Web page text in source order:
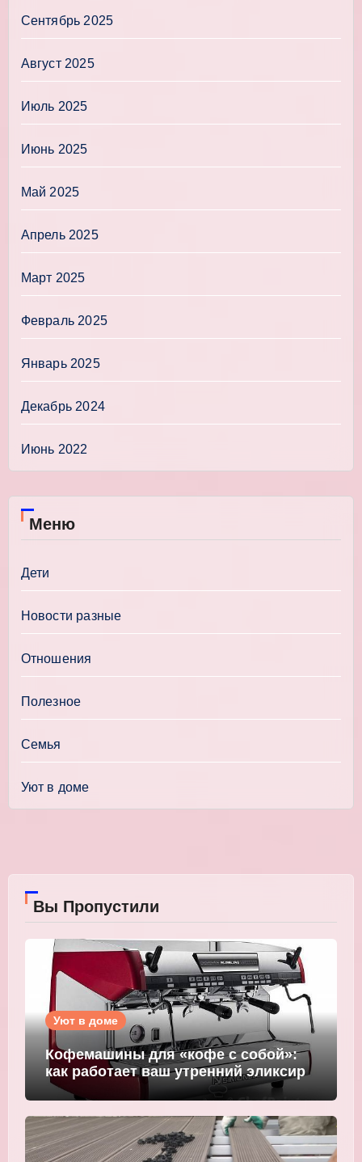
Сентябрь 2025
Август 2025
Июль 2025
Июнь 2025
Май 2025
Апрель 2025
Март 2025
Февраль 2025
Январь 2025
Декабрь 2024
Июнь 2022
Меню
Дети
Новости разные
Отношения
Полезное
Семья
Уют в доме
Вы Пропустили
Уют в доме
Кофемашины для «кофе с собой»:
как работает ваш утренний эликсир